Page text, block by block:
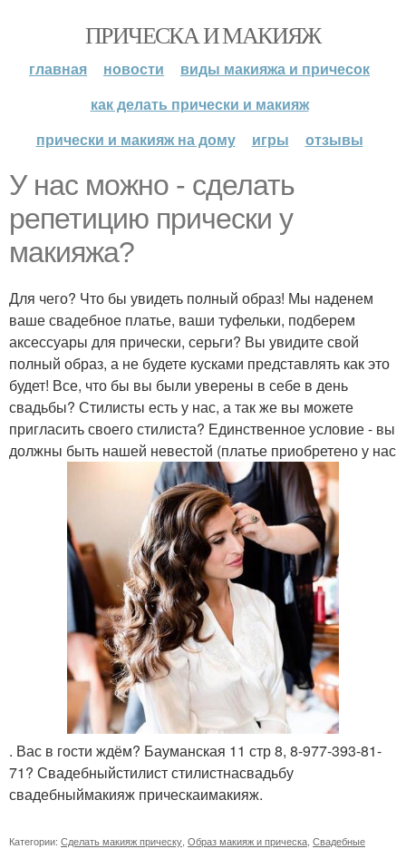
ПРИЧЕСКА И МАКИЯЖ
главная новости
виды макияжа и причесок
как делать прически и макияж
прически и макияж на дому
игры отзывы
У нас можно - сделать
репетицию прически у
макияжа?
Для чего? Что бы увидеть полный образ! Мы наденем
ваше свадебное платье, ваши туфельки, подберем
аксессуары для прически, серьги? Вы увидите свой
полный образ, а не будете кусками представлять как это
будет! Все, что бы вы были уверены в себе в день
свадьбы? Стилисты есть у нас, а так же вы можете
пригласить своего стилиста? Единственное условие - вы
должны быть нашей невестой (платье приобретено у нас
. Вас в гости ждём? Бауманская 11 стр 8, 8-977-393-81-
71? Свадебныйстилист стилистнасвадьбу
свадебныймакияж прическаимакияж.
Категории: Сделать макияж прическу Образ макияж и прическа Свадебные